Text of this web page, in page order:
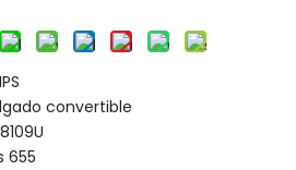
convertible
655